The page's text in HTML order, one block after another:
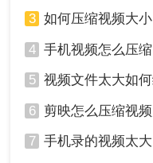
3、文件上传后先别急
3 如何压缩视频大
4 手机视频怎么压
5 视频文件太大如何
6 剪映怎么压缩视频大小
7 手机录的视频太大了